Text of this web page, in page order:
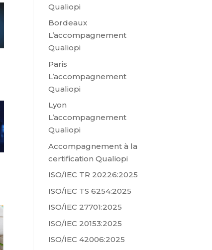
Qualiopi
Bordeaux
L’accompagnement
Qualiopi
Paris
L’accompagnement
Qualiopi
Lyon
L’accompagnement
Qualiopi
Accompagnement à la
certification Qualiopi
ISO/IEC TR 20226:2025
ISO/IEC TS 6254:2025
ISO/IEC 27701:2025
ISO/IEC 20153:2025
ISO/IEC 42006:2025